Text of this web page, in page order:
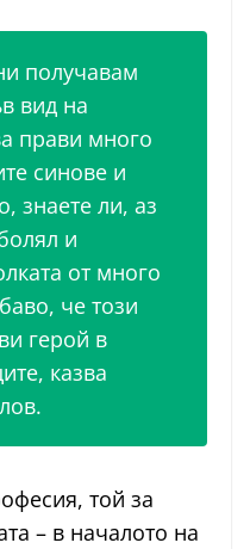
получавам
вид на
прави много
синове и
знаете ли, аз
и
от много
че този
герой в
казва
той за
– в началото на